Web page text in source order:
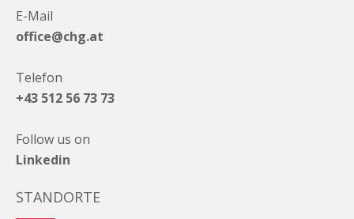
E-Mail
office@chg.at
Telefon
+43 512 56 73 73
Follow us on
Linkedin
STANDORTE